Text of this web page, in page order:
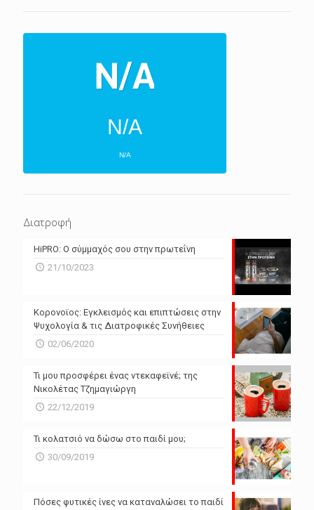
N/A
N/A
N/A
Powered by Forecast.io
Διατροφή
HiPRO: Ο σύμμαχός σου στην πρωτεΐνη
21/10/2023
Κορονοϊος: Εγκλεισμός και επιπτώσεις στην
Ψυχολογία & τις Διατροφικές Συνήθειες
02/06/2020
Τι μου προσφέρει ένας ντεκαφεϊνέ; της
Νικολέτας Τζημαγιώργη
22/12/2019
Τι κολατσιό να δώσω στο παιδί μου;
30/09/2019
Πόσες φυτικές ίνες να καταναλώσει το παιδί